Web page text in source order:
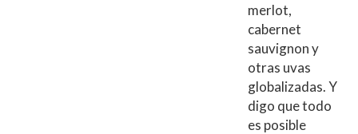
merlot,
cabernet
sauvignon y
otras uvas
globalizadas. Y
digo que todo
es posible